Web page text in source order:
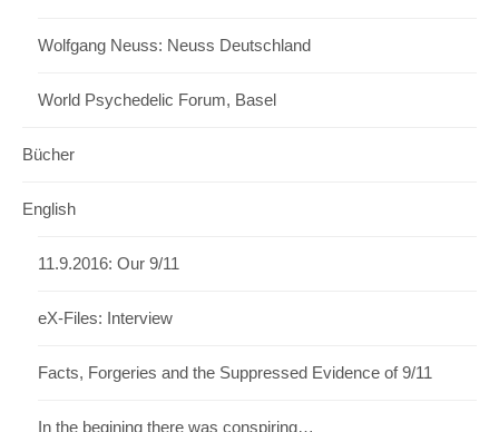
Wolfgang Neuss: Neuss Deutschland
World Psychedelic Forum, Basel
Bücher
English
11.9.2016: Our 9/11
eX-Files: Interview
Facts, Forgeries and the Suppressed Evidence of 9/11
In the begining there was conspiring…